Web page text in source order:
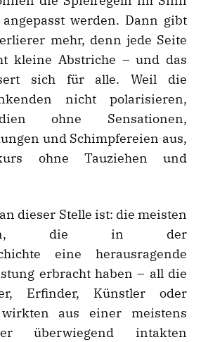
werden. Dann gibt
mehr, denn jede Seite
kleine Abstriche – und das
sich für alle. Weil die
nicht polarisieren,
ohne Sensationen,
und Schimpfereien aus,
ohne Tauziehen und
dieser Stelle ist: die meisten
die in der
eine herausragende
erbracht haben – all die
Erfinder, Künstler oder
aus einer meistens
überwiegend intakten